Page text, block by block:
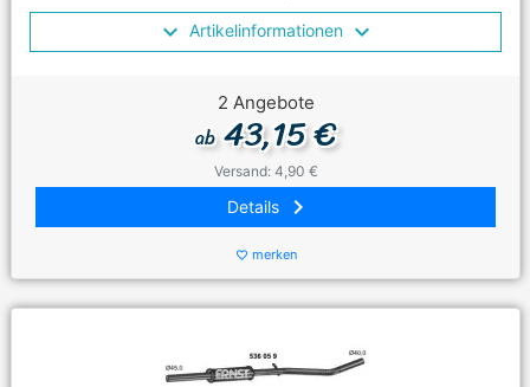
Artikelinformationen
2 Angebote
ab43,15 €
Versand: 4,90 €
Details keyboard_arrow_right
favorite_border merken